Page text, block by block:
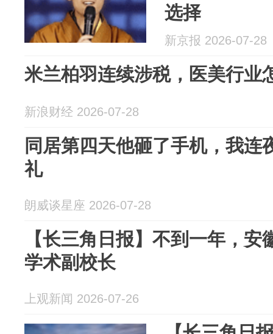
选择
新京报 2026-07-28
米兰柏羽连续涉税，医美行业
新浪财经 2026-07-28
同居第四天他砸了手机，我连
礼
朗威谈星座 2026-07-28
【长三角日报】不到一年，
学术副校长
上观新闻 2026-07-26